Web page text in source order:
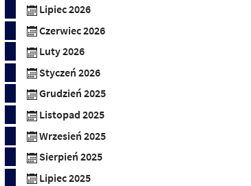
Lipiec 2026
Czerwiec 2026
Luty 2026
Styczeń 2026
Grudzień 2025
Listopad 2025
Wrzesień 2025
Sierpień 2025
Lipiec 2025